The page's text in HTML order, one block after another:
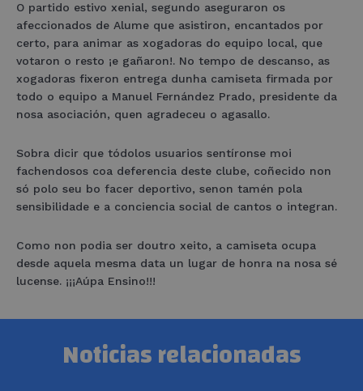
O partido estivo xenial, segundo aseguraron os
afeccionados de Alume que asistiron, encantados por
certo, para animar as xogadoras do equipo local, que
votaron o resto ¡e gañaron!. No tempo de descanso, as
xogadoras fixeron entrega dunha camiseta firmada por
todo o equipo a Manuel Fernández Prado, presidente da
nosa asociación, quen agradeceu o agasallo.
Sobra dicir que tódolos usuarios sentíronse moi
fachendosos coa deferencia deste clube, coñecido non
só polo seu bo facer deportivo, senon tamén pola
sensibilidade e a conciencia social de cantos o integran.
Como non podia ser doutro xeito, a camiseta ocupa
desde aquela mesma data un lugar de honra na nosa sé
lucense. ¡¡¡Aúpa Ensino!!!
Noticias relacionadas